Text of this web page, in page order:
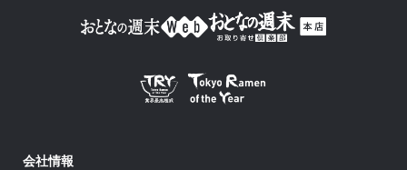
会社情報